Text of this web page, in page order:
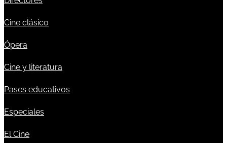
Cine clásico
Ópera
Cine y literatura
Pases educativos
Especiales
El Cine